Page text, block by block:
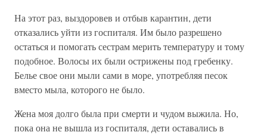
На этот раз, выздоровев и отбыв карантин, дети
отказались уйти из госпиталя. Им было разрешено
остаться и помогать сестрам мерить температуру и тому
подобное. Волосы их были острижены под гребенку.
Белье свое они мыли сами в море, употребляя песок
вместо мыла, которого не было.
Жена моя долго была при смерти и чудом выжила. Но,
пока она не вышла из госпиталя, дети оставались в